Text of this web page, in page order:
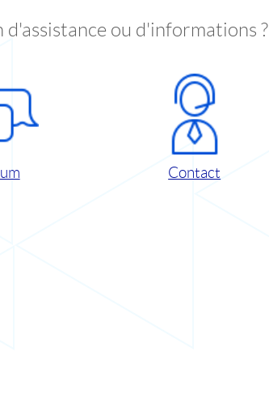
d'assistance ou d'informations ?
Contact